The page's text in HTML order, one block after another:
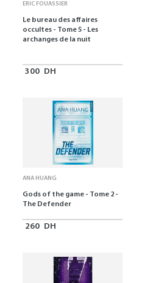
ERIC FOUASSIER
Le bureau des affaires
occultes - Tome 5 - Les
archanges de la nuit
300 DH
ANA HUANG
Gods of the game - Tome 2 -
The Defender
260 DH